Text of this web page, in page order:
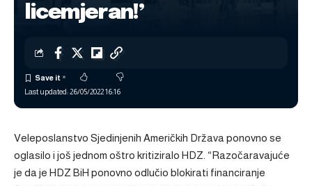
licemjeran!’
Last updated: 26/05/2022 16:16
Veleposlanstvo Sjedinjenih Američkih Država ponovno se
oglasilo i još jednom oštro kritiziralo HDZ. “Razočaravajuće
je da je HDZ BiH ponovno odlučio blokirati financiranje